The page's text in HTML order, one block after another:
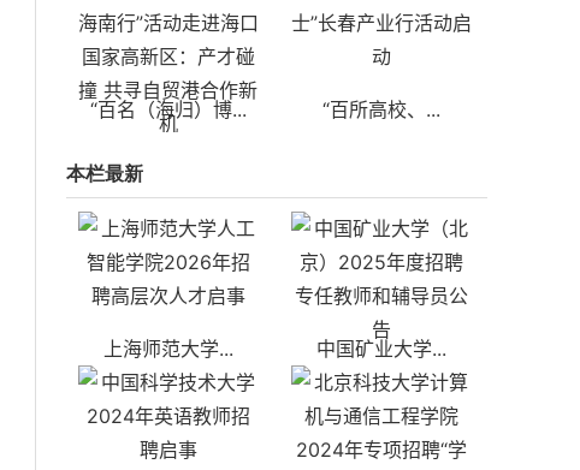
“百名（海归）博... “百所高校、...
本栏最新
上海师范大学... 中国矿业大学...